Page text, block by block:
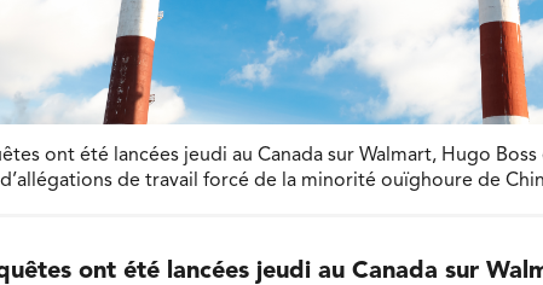
ont été lancées jeudi au Canada sur Walmart, Hugo
de travail forcé de la minorité ouïghoure de
ont été lancées jeudi au Canada sur